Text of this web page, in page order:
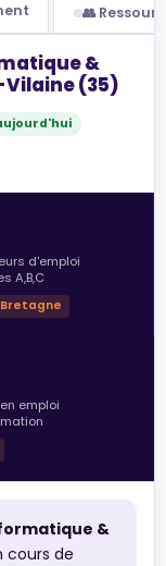
👥
&
(35)
d'emploi
A,B,C
emploi
&
cours de